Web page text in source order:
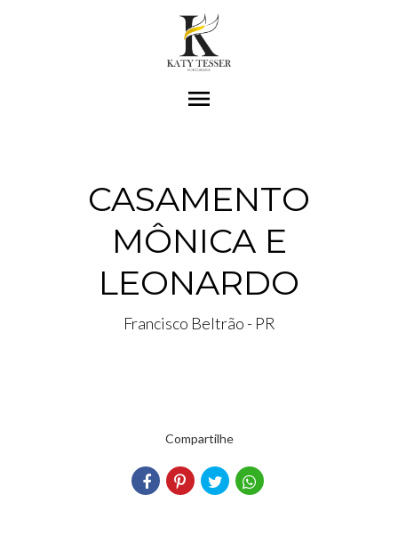
menu
CASAMENTO
MÔNICA E
LEONARDO
Francisco Beltrão - PR
Compartilhe